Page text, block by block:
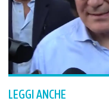
LEGGI ANCHE